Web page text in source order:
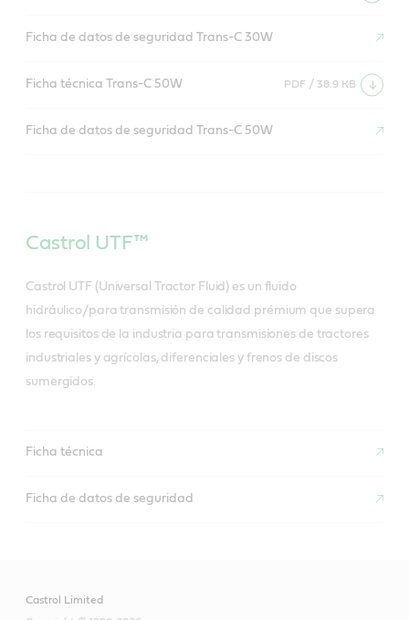
Ficha de datos de seguridad Trans-C 30W
Ficha técnica Trans-C 50W PDF / 38.9 KB
Ficha de datos de seguridad Trans-C 50W
Castrol UTF™
Castrol UTF (Universal Tractor Fluid) es un fluido
hidráulico/para transmisión de calidad prémium que supera
los requisitos de la industria para transmisiones de tractores
industriales y agrícolas, diferenciales y frenos de discos
sumergidos.
Ficha técnica
Ficha de datos de seguridad
Castrol Limited